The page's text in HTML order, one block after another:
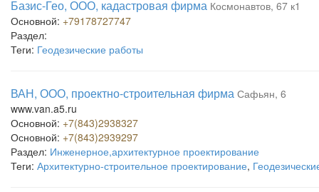
Базис-Гео, ООО, кадастровая фирма Космонавтов, 67 к1
Основной: +79178727747
Раздел:
Теги: Геодезические работы
ВАН, ООО, проектно-строительная фирма Сафьян, 6
www.van.a5.ru
Основной: +7(843)2938327
Основной: +7(843)2939297
Раздел: Инженерное,архитектурное проектирование
Теги: Архитектурно-строительное проектирование,